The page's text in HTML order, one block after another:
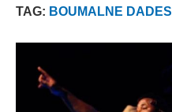
TAG: BOUMALNE DADES